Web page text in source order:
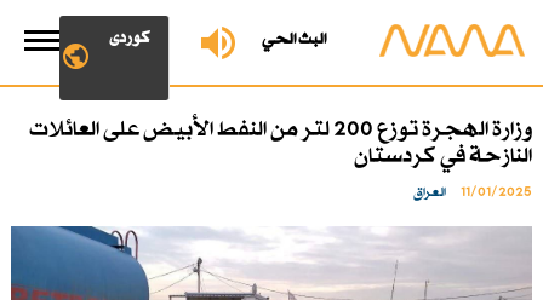
البث الحي کوردی
وزارة الهجرة توزع 200 لتر من النفط الأبيض على العائلات
النازحة في كردستان
11/01/2025 العراق